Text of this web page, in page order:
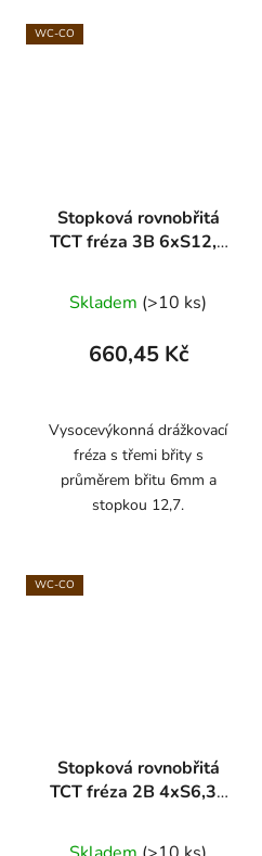
WC-CO
Stopková rovnobřitá
TCT fréza 3B 6xS12,7
Skladem (>10 ks)
660,45 Kč
Vysocevýkonná drážkovací
fréza s třemi břity s
průměrem břitu 6mm a
stopkou 12,7.
WC-CO
Stopková rovnobřitá
TCT fréza 2B 4xS6,35